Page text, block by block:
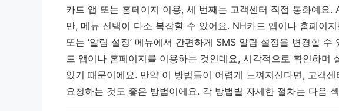
카드 앱 또는 홈페이지 이용, 세 번째는 고객센터 직접 통화예요.
만, 메뉴 선택이 다소 복잡할 수 있어요. NH카드 앱이나 홈페이지
또는 ‘알림 설정’ 메뉴에서 간편하게 SMS 알림 설정을 변경할 수
드 앱이나 홈페이지를 이용하는 것인데요, 시각적으로 확인하며
있기 때문이에요. 만약 이 방법들이 어렵게 느껴지신다면, 고객
요청하는 것도 좋은 방법이에요. 각 방법별 자세한 절차는 다음